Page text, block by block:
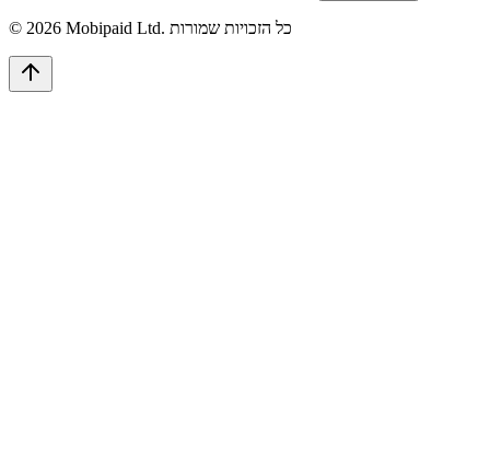
© 2026 Mobipaid Ltd. כל הזכויות שמורות